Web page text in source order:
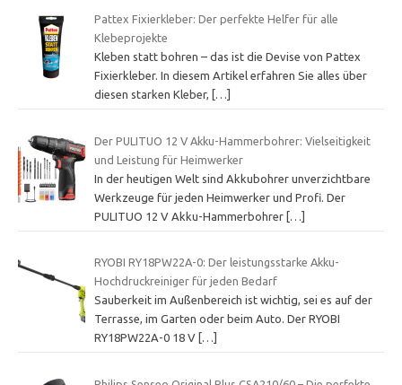
Pattex Fixierkleber: Der perfekte Helfer für alle
Klebeprojekte
Kleben statt bohren – das ist die Devise von Pattex
Fixierkleber. In diesem Artikel erfahren Sie alles über
diesen starken Kleber,
[…]
Der PULITUO 12 V Akku-Hammerbohrer: Vielseitigkeit
und Leistung für Heimwerker
In der heutigen Welt sind Akkubohrer unverzichtbare
Werkzeuge für jeden Heimwerker und Profi. Der
PULITUO 12 V Akku-Hammerbohrer […]
RYOBI RY18PW22A-0: Der leistungsstarke Akku-
Hochdruckreiniger für jeden Bedarf
Sauberkeit im Außenbereich ist wichtig, sei es auf der
Terrasse, im Garten oder beim Auto. Der RYOBI
RY18PW22A-0 18 V […]